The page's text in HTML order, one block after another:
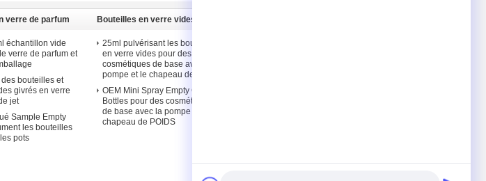
verre de parfum
échantillon vide
verre de parfum et
des bouteilles et
givrés en verre
jet
Sample Empty
les bouteilles
pots
Bouteilles en verre vides
25ml pulvérisant les bouteilles
en verre vides pour des
cosmétiques de base avec la
pompe et le chapeau de POIDS
OEM Mini Spray Empty Glass
Bottles pour des cosmétiques
de base avec la pompe et le
chapeau de POIDS